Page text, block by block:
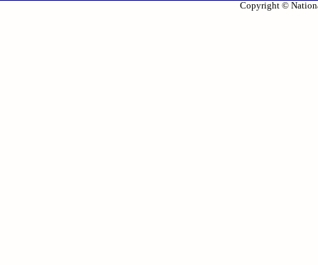
Copyright ©